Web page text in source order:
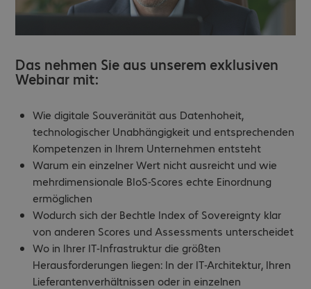
Das nehmen Sie aus unserem exklusiven
Webinar mit:
Wie digitale Souveränität aus Datenhoheit,
technologischer Unabhängigkeit und entsprechenden
Kompetenzen in Ihrem Unternehmen entsteht
Warum ein einzelner Wert nicht ausreicht und wie
mehrdimensionale BIoS-Scores echte Einordnung
ermöglichen
Wodurch sich der Bechtle Index of Sovereignty klar
von anderen Scores und Assessments unterscheidet
Wo in Ihrer IT-Infrastruktur die größten
Herausforderungen liegen: In der IT-Architektur, Ihren
Lieferantenverhältnissen oder in einzelnen